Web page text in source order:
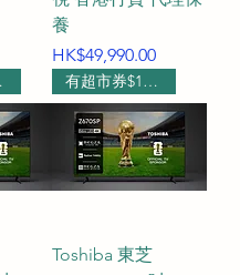
機身寬度大約 123 厘
融入大部份標準電視
機身寬度大約 145 厘
養
價格
HK$49,990.00
有超市券$1000
Toshiba 東芝